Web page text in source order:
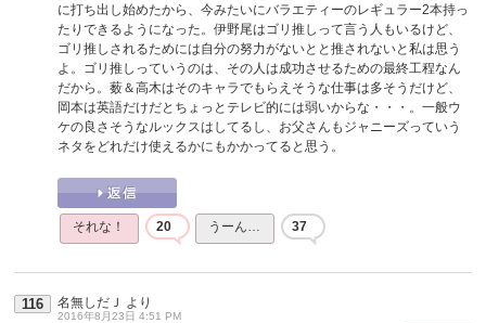
に打ち出し始めたから、今みたいにバラエティーのレギュラー2本持っ
たりできるようになった。伊野尾はゴリ推しって言う人もいるけど、
ゴリ推しされるためには自分の努力がないとと推されないと私は思う
よ。ゴリ推しっていうのは、その人は成功させるための最終工程なん
だから。薮＆高木はそのキャラでもらえそうな仕事は多そうだけど、
岡本は英語だけだとちょっとテレビ的には弱いからな・・・。一般ウ
ケの良さそうなルックスはしてるし、お父さんもジャニーズっていう
ネタをどれだけ使えるかにもかかってると思う。
それな！ 20 うーん… 37
116 名無しだＪ より
2016年8月23日 4:51 PM